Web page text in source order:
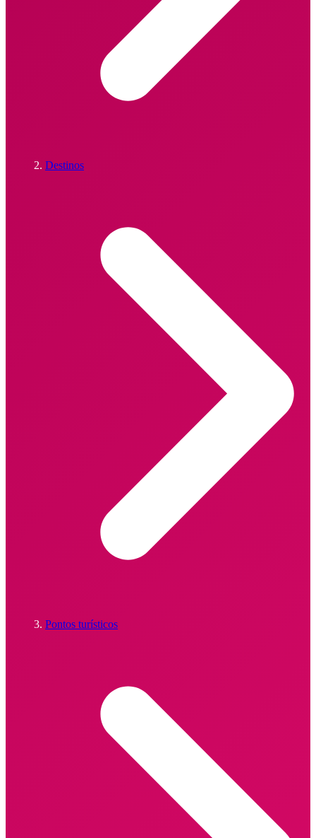
Destinos
Pontos turísticos